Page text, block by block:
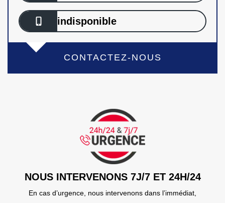
indisponible
CONTACTEZ-NOUS
NOUS INTERVENONS 7J/7 ET 24H/24
En cas d’urgence, nous intervenons dans l’immédiat,